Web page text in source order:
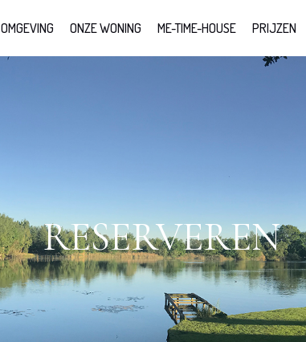
OMGEVING ONZE WONING ME-TIME-HOUSE PRIJZEN
RESERVEREN